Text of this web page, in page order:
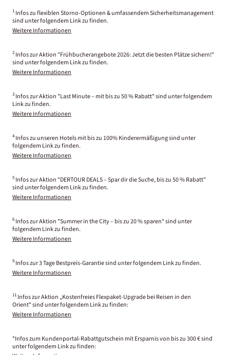
1 Infos zu flexiblen Storno-Optionen & umfassendem Sicherheitsmanagement
sind unter folgendem Link zu finden.
Weitere Informationen
2 Infos zur Aktion "Frühbucherangebote 2026: Jetzt die besten Plätze sichern!"
sind unter folgendem Link zu finden.
Weitere Informationen
3 Infos zur Aktion "Last Minute – mit bis zu 50 % Rabatt" sind unter folgendem
Link zu finden.
Weitere Informationen
4 Infos zu unseren Hotels mit bis zu 100% Kinderermäßigung sind unter
folgendem Link zu finden.
Weitere Informationen
5 Infos zur Aktion "DERTOUR DEALS – Spar dir die Suche, bis zu 50 % Rabatt"
sind unter folgendem Link zu finden.
Weitere Informationen
6 Infos zur Aktion "Summer in the City – bis zu 20 % sparen" sind unter
folgendem Link zu finden.
Weitere Informationen
9 Infos zur 3 Tage Bestpreis-Garantie sind unter folgendem Link zu finden.
Weitere Informationen
11 Infos zur Aktion „Kostenfreies Flexpaket-Upgrade bei Reisen in den
Orient“ sind unter folgendem Link zu finden:
Weitere Informationen
*Infos zum Kundenportal-Rabattgutschein mit Ersparnis von bis zu 300 € sind
unter folgendem Link zu finden: